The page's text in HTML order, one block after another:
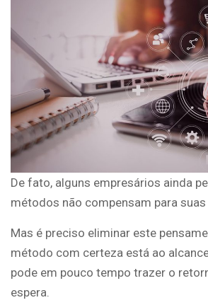
De fato, alguns empresários ainda
métodos não compensam para
Mas é preciso eliminar este
método com certeza está ao
pode em pouco tempo trazer o
espera.